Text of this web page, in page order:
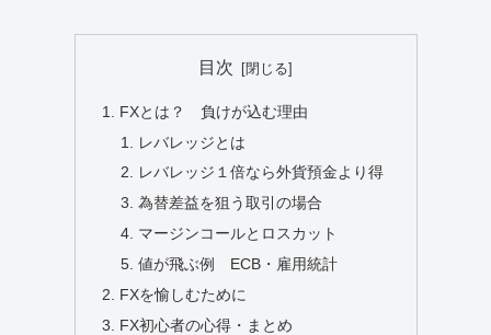
目次
FXとは？ 負けが込む理由
レバレッジとは
レバレッジ１倍なら外貨預金より得
為替差益を狙う取引の場合
マージンコールとロスカット
値が飛ぶ例 ECB・雇用統計
FXを愉しむために
FX初心者の心得・まとめ